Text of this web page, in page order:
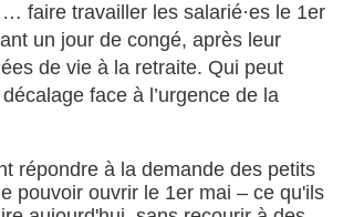
faire travailler les salarié·es le 1er
un jour de congé, après leur
de vie à la retraite. Qui peut
face à l’urgence de la
répondre à la demande des petits
pouvoir ouvrir le 1er mai – ce qu'ils